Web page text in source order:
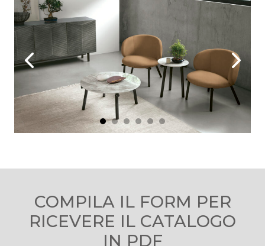
COMPILA IL FORM PER
RICEVERE IL CATALOGO
IN PDF